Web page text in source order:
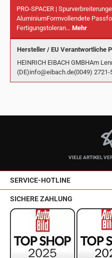
PRO-SPACER |
AluminiumFormvollendete
Fertigungstoleran… Mehr
Hersteller / EU Verantwortliche
HEINRICH EIBACH GMBHAm
(DE)info@eibach.de(0049) 2721-
VIELE ARTIKEL
SERVICE-HOTLINE
SICHERE ZAHLUNG